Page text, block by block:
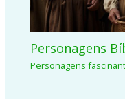
Personagens
Personagens